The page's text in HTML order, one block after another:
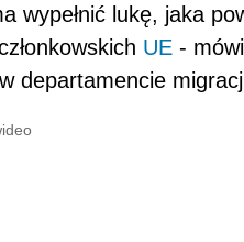
wypełnić lukę, jaka
UE -
departamencie